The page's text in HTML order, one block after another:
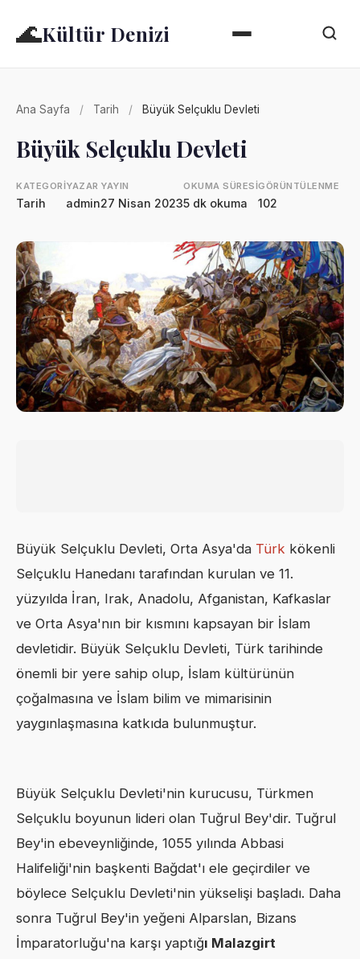
🌊Kültür Denizi
Ana Sayfa / Tarih / Büyük Selçuklu Devleti
Büyük Selçuklu Devleti
KATEGORI
Tarih
YAZAR
admin
YAYIN
27 Nisan 2023
OKUMA SÜRESI
5 dk okuma
GÖRÜNTÜLENME
102
Büyük Selçuklu Devleti, Orta Asya'da Türk kökenli
Selçuklu Hanedanı tarafından kurulan ve 11.
yüzyılda İran, Irak, Anadolu, Afganistan, Kafkaslar
ve Orta Asya'nın bir kısmını kapsayan bir İslam
devletidir. Büyük Selçuklu Devleti, Türk tarihinde
önemli bir yere sahip olup, İslam kültürünün
çoğalmasına ve İslam bilim ve mimarisinin
yaygınlaşmasına katkıda bulunmuştur.
Büyük Selçuklu Devleti'nin kurucusu, Türkmen
Selçuklu boyunun lideri olan Tuğrul Bey'dir. Tuğrul
Bey'in ebeveynliğinde, 1055 yılında Abbasi
Halifeliği'nin başkenti Bağdat'ı ele geçirdiler ve
böylece Selçuklu Devleti'nin yükselişi başladı. Daha
sonra Tuğrul Bey'in yeğeni Alparslan, Bizans
İmparatorluğu'na karşı yaptığı Malazgirt